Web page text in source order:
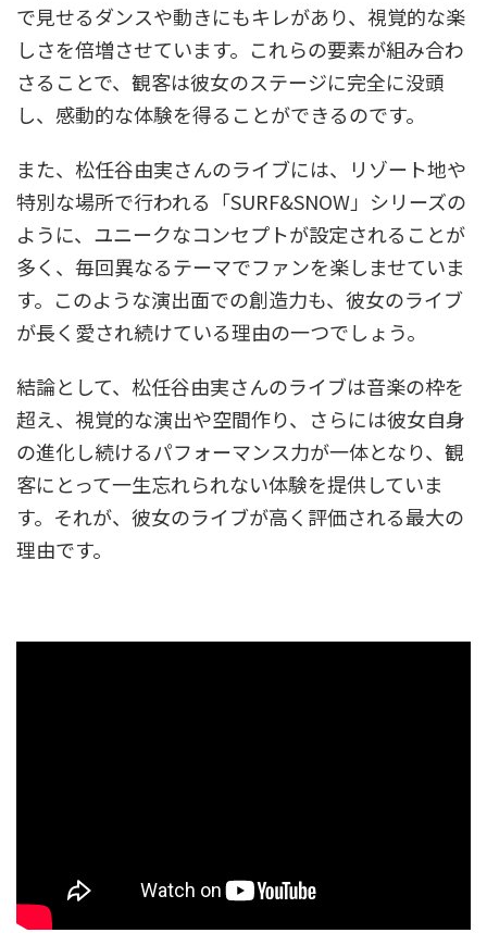
で見せるダンスや動きにもキレがあり、視覚的な楽
しさを倍増させています。これらの要素が組み合わ
さることで、観客は彼女のステージに完全に没頭
し、感動的な体験を得ることができるのです。
また、松任谷由実さんのライブには、リゾート地や
特別な場所で行われる「SURF&SNOW」シリーズの
ように、ユニークなコンセプトが設定されることが
多く、毎回異なるテーマでファンを楽しませていま
す。このような演出面での創造力も、彼女のライブ
が長く愛され続けている理由の一つでしょう。
結論として、松任谷由実さんのライブは音楽の枠を
超え、視覚的な演出や空間作り、さらには彼女自身
の進化し続けるパフォーマンス力が一体となり、観
客にとって一生忘れられない体験を提供していま
す。それが、彼女のライブが高く評価される最大の
理由です。